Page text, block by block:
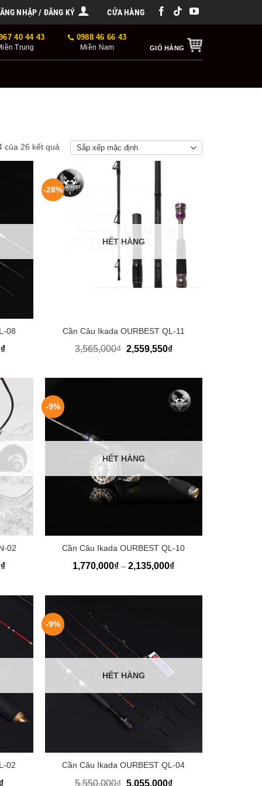
NHẬP / ĐĂNG KÝ CỬA HÀNG
40 44 43
Trung
0988 46 66 43
Miền Nam GIỎ HÀNG
của 26 kết quả
08
₫Khoảng
giá:
đến
1,460,000₫
-28%
HẾT HÀNG
Cần Câu Ikada OURBEST QL-11
3,565,000₫ 2,559,550₫
02
₫Khoảng
giá:
đến
7,920,000₫
-9%
HẾT HÀNG
Cần Câu Ikada OURBEST QL-10
1,770,000₫ – 2,135,000₫Khoảng
giá:
đến
02
-9%
HẾT HÀNG
Cần Câu Ikada OURBEST QL-04
5,550,000₫ 5,055,000₫